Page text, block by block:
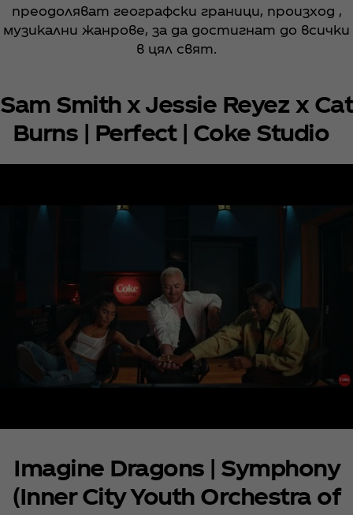
преодоляват географски граници, произход ,
музикални жанрове, за да достигнат до всички
в цял свят.
Sam Smith x Jessie Reyez x Cat
Burns | Perfect | Coke Studio
Imagine Dragons | Symphony
(Inner City Youth Orchestra of